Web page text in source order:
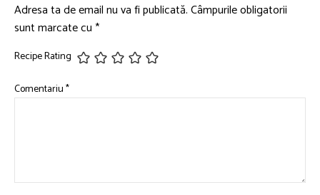
Adresa ta de email nu va fi publicată.Câmpurile obligatorii
sunt marcate cu*
Recipe Rating
Comentariu*